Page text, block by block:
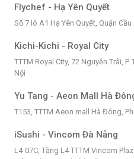
Flychef - Hạ Yên Quyết
Số 7 lô A1 Hạ Yên Quyết, Quận Cầu
Kichi-Kichi - Royal City
TTTM Royal City, 72 Nguyễn Trãi,
Nội
Yu Tang - Aeon Mall Hà
T153, TTTM Aeon mall Hà Đông,
iSushi - Vincom Đà Nẵng
L4-07C, Tầng L4 TTTM Vincom